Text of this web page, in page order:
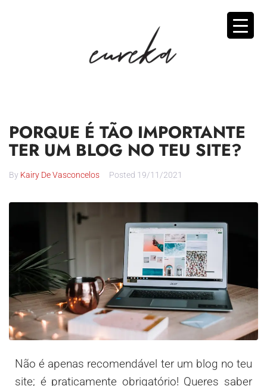
PORQUE É TÃO IMPORTANTE
TER UM BLOG NO TEU SITE?
By Kairy De Vasconcelos Posted 19/11/2021
Não é apenas recomendável ter um blog no teu
site; é praticamente obrigatório! Queres saber